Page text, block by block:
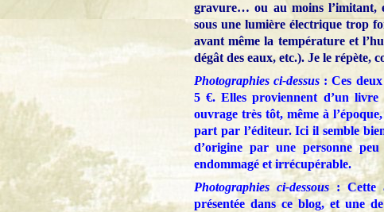
gravure… ou au moins l’imitant,
sous une lumière électrique trop
avant même la température et
dégât des eaux, etc.). Je le répète,
Photographies ci-dessus : Ces
5 €. Elles proviennent d’un
ouvrage très tôt, même à
part par l’éditeur. Ici il semble
d’origine par une personne
endommagé et irrécupérable.
Photographies ci-dessous: Cette
présentée dans ce blog, et une